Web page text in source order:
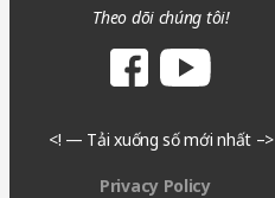
Theo dõi chúng tôi!
<! — Tải xuống số mới nhất –>
Privacy Policy